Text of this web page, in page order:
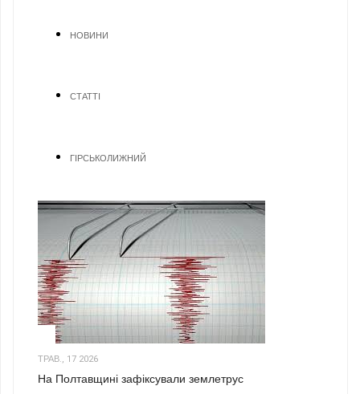
НОВИНИ
СТАТТІ
ГІРСЬКОЛИЖНИЙ
ТРАВ., 17 2026
На Полтавщині зафіксували землетрус